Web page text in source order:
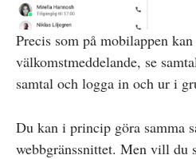
Precis som på mobilappen
välkomstmeddelande, se
samtal och logga in och ur i
Du kan i princip göra samma
webbgränssnittet. Men vill du